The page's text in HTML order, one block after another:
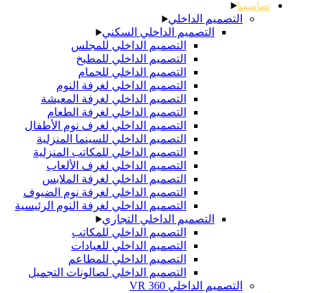
تصاميمنا
التصميم الداخلي
التصميم الداخلي السكني
التصميم الداخلي للمجلس
التصميم الداخلي للمطبخ
التصميم الداخلي للحمام
التصميم الداخلي لغرفة النوم
التصميم الداخلي لغرفة المعيشة
التصميم الداخلي لغرفة الطعام
التصميم الداخلي لغرف نوم الأطفال
التصميم الداخلي للسينما المنزلية
التصميم الداخلي للمكاتب المنزلية
التصميم الداخلي لغرف الألعاب
التصميم الداخلي لغرفة الملابس
التصميم الداخلي لغرفة نوم الضيوف
التصميم الداخلي لغرفة النوم الرئيسية
التصميم الداخلي التجاري
التصميم الداخلي للمكاتب
التصميم الداخلي للعيادات
التصميم الداخلي للمطاعم
التصميم الداخلي لصالونات التجميل
التصميم الداخلي 360 VR